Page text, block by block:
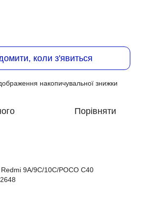
коли з'явиться
накопичувальної знижки
Порівняти
Redmi 9A/9C/10C/POCO C40